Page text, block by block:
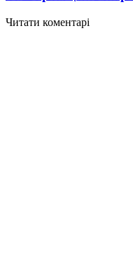
Читати коментарі